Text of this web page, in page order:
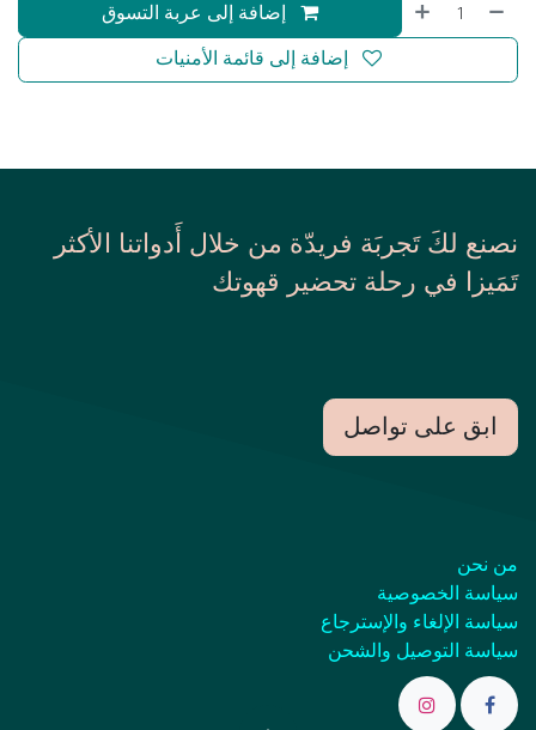
إضافة إلى عربة التسوق
إضافة إلى قائمة الأمنيات
نصنع لكَ تَجربَة فريدّة من خلال أَدواتنا الأكثر
تَمَيزا في رحلة تحضير قهوتك
ابق على تواصل
من نحن
سياسة الخصوصية
سياسة الإلغاء والإسترجاع
سياسة التوصيل والشحن